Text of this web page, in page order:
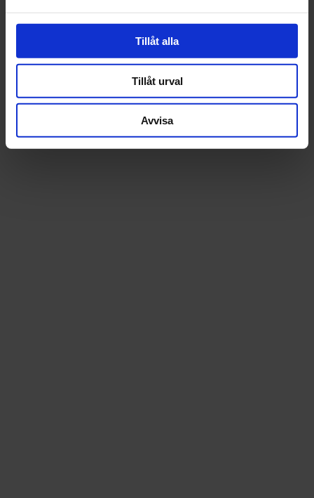
Tillåt alla
Tillåt urval
Avvisa
Beskrivning
Fråga om produkt
Recensioner